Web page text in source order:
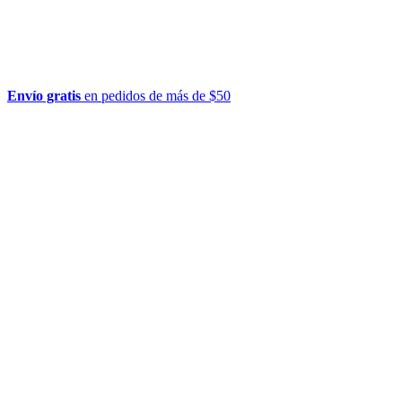
Envío gratis en pedidos de más de $50